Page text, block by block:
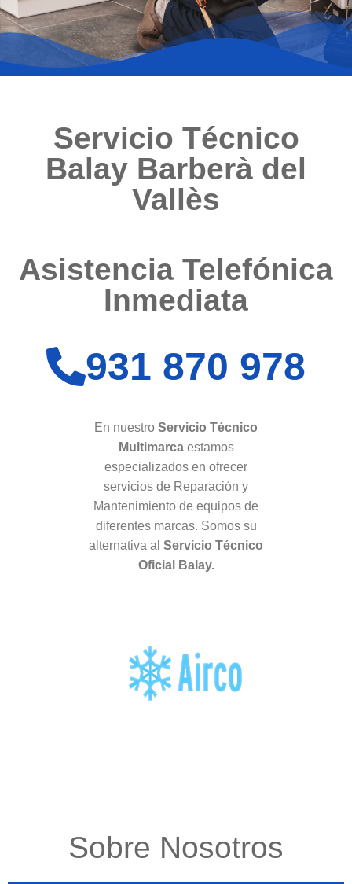
Servicio Técnico
Balay Barberà del
Vallès
Asistencia Telefónica
Inmediata
931 870 978
En nuestro Servicio Técnico
Multimarcaestamos
especializados en ofrecer
servicios de Reparación y
Mantenimiento de equipos de
diferentes marcas. Somos su
alternativa al Servicio Técnico
Oficial Balay.
Sobre Nosotros